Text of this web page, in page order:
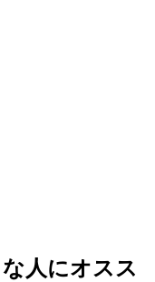
人にオスス